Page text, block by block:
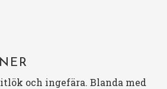
och ingefära. Blanda med